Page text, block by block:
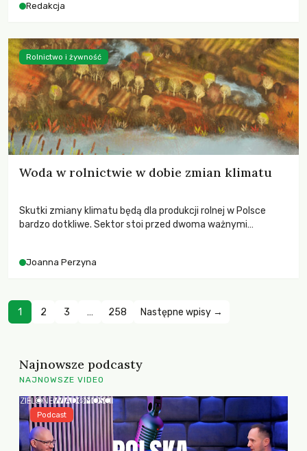
Redakcja
Woda w rolnictwie w dobie zmian klimatu
Skutki zmiany klimatu będą dla produkcji rolnej w Polsce
bardzo dotkliwe. Sektor stoi przed dwoma ważnymi
zachodzących zmian klimatycznych. Wymagać to będzie
Joanna Perzyna
Rolnictwo i żywność
1 2 3 … 258 Następne wpisy →
Najnowsze podcasty
NAJNOWSZE VIDEO
Podcast